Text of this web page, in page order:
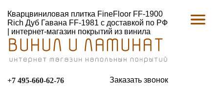
Кварцвиниловая плитка FineFloor FF-1900
Rich Дуб Гавана FF-1981 с доставкой по РФ
| интернет-магазин покрытий из винила
+7 495-660-62-76 Заказать звонок